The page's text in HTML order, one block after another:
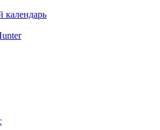
календарь